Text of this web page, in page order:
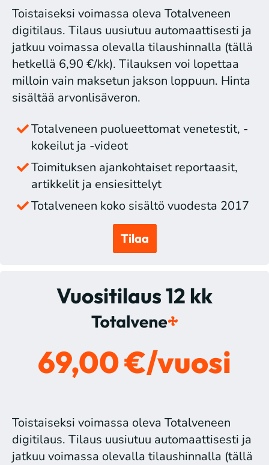
Toistaiseksi voimassa oleva Totalveneen
digitilaus. Tilaus uusiutuu automaattisesti ja
jatkuu voimassa olevalla tilaushinnalla (tällä
hetkellä 6,90 €/kk). Tilauksen voi lopettaa
milloin vain maksetun jakson loppuun. Hinta
sisältää arvonlisäveron.
Totalveneen puolueettomat venetestit, -
kokeilut ja -videot
Toimituksen ajankohtaiset reportaasit,
artikkelit ja ensiesittelyt
Totalveneen koko sisältö vuodesta 2017
Tilaa
Vuositilaus 12 kk
69,00 €/vuosi
Toistaiseksi voimassa oleva Totalveneen
digitilaus. Tilaus uusiutuu automaattisesti ja
jatkuu voimassa olevalla tilaushinnalla (tällä